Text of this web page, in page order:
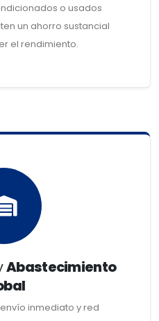
o usados
un ahorro sustancial
el rendimiento.
Abastecimiento
inmediato y red